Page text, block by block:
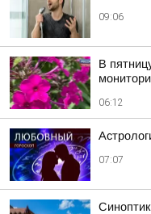
09:06
В
06:12
07:07